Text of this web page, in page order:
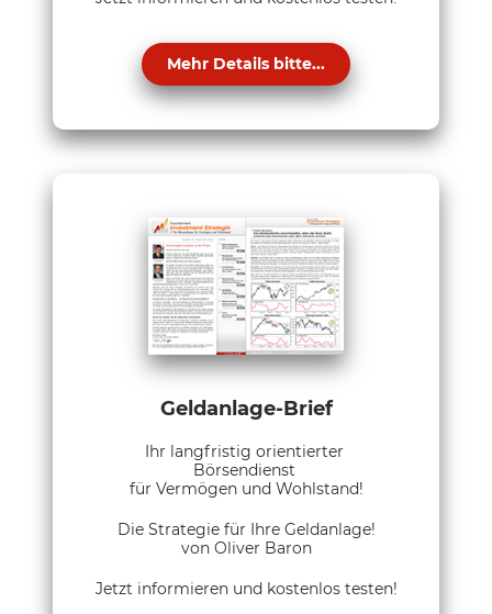
Mehr Details bitte...
Geldanlage-Brief
Ihr langfristig orientierter
Börsendienst
für Vermögen und Wohlstand!
Die Strategie für Ihre Geldanlage!
von Oliver Baron
Jetzt informieren und kostenlos testen!